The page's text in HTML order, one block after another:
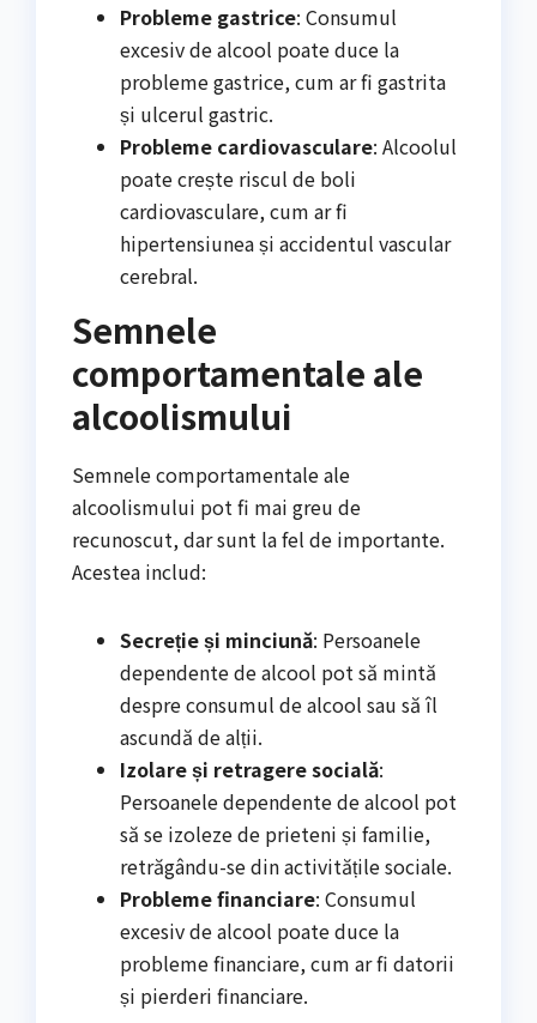
Probleme gastrice: Consumul
excesiv de alcool poate duce la
probleme gastrice, cum ar fi gastrita
și ulcerul gastric.
Probleme cardiovasculare: Alcoolul
poate crește riscul de boli
cardiovasculare, cum ar fi
hipertensiunea și accidentul vascular
cerebral.
Semnele
comportamentale ale
alcoolismului
Semnele comportamentale ale
alcoolismului pot fi mai greu de
recunoscut, dar sunt la fel de importante.
Acestea includ:
Secreție și minciună: Persoanele
dependente de alcool pot să mintă
despre consumul de alcool sau să îl
ascundă de alții.
Izolare și retragere socială:
Persoanele dependente de alcool pot
să se izoleze de prieteni și familie,
retrăgându-se din activitățile sociale.
Probleme financiare: Consumul
excesiv de alcool poate duce la
probleme financiare, cum ar fi datorii
și pierderi financiare.